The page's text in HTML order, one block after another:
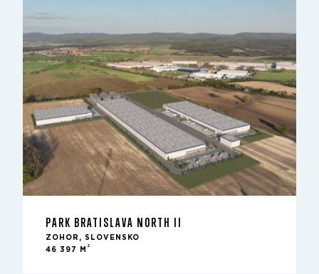
PARK BRATISLAVA NORTH II
ZOHOR, SLOVENSKO
46 397 M
2